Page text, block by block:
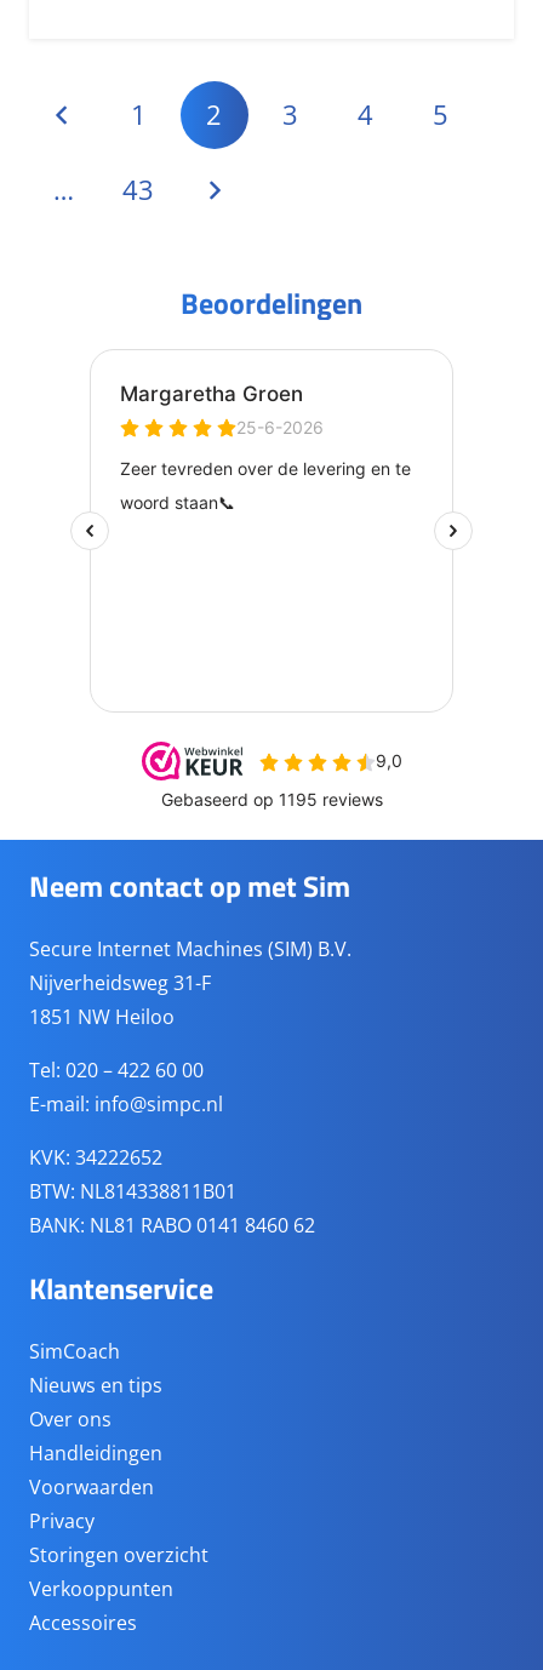
1 2 3 4 5
… 43
Beoordelingen
Neem contact op met Sim
Secure Internet Machines (SIM) B.V.
Nijverheidsweg 31-F
1851 NW Heiloo
Tel: 020 – 422 60 00
E-mail: info@simpc.nl
KVK: 34222652
BTW: NL814338811B01
BANK: NL81 RABO 0141 8460 62
Klantenservice
SimCoach
Nieuws en tips
Over ons
Handleidingen
Voorwaarden
Privacy
Storingen overzicht
Verkooppunten
Accessoires